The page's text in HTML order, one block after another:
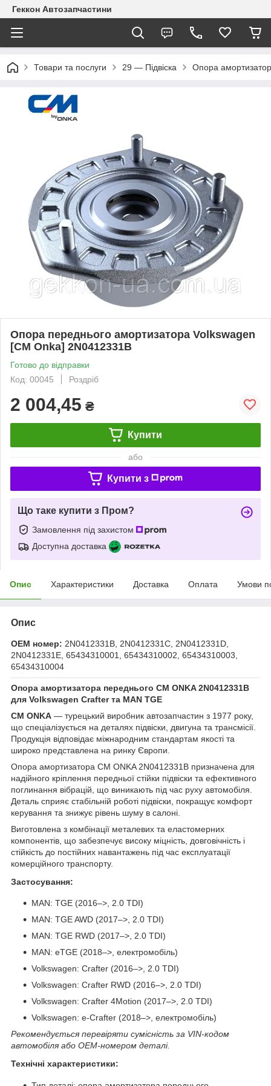
Геккон Автозапчастини
Товари та послуги 29 — Підвіска Опора
Опора переднього амортизатора Volkswagen
[СМ Onka] 2N0412331B
Готово до відправки
Код: 00045
Роздріб
2 004,45 ₴
Купити
або
Купити з
Що таке купити з Пром?
Замовлення під захистом
Доступна доставка
Опис Характеристики Доставка Оплата Умови
Опис
OEM номер: 2N0412331B, 2N0412331C, 2N0412331D,
2N0412331E, 65434310001, 65434310002, 65434310003,
65434310004
Опора амортизатора переднього CM ONKA 2N0412331B
для Volkswagen Crafter та MAN TGE
CM ONKA — турецький виробник автозапчастин з 1977 року,
що спеціалізується на деталях підвіски, двигуна та трансмісії.
Продукція відповідає міжнародним стандартам якості та
широко представлена на ринку Європи.
Опора амортизатора CM ONKA 2N0412331B призначена для
надійного кріплення передньої стійки підвіски та ефективного
поглинання вібрацій, що виникають під час руху автомобіля.
Деталь сприяє стабільній роботі підвіски, покращує комфорт
керування та знижує рівень шуму в салоні.
Виготовлена з комбінації металевих та еластомерних
компонентів, що забезпечує високу міцність, довговічність і
стійкість до постійних навантажень під час експлуатації
комерційного транспорту.
Застосування:
MAN: TGE (2016–>, 2.0 TDI)
MAN: TGE AWD (2017–>, 2.0 TDI)
MAN: TGE RWD (2017–>, 2.0 TDI)
MAN: eTGE (2018–>, електромобіль)
Volkswagen: Crafter (2016–>, 2.0 TDI)
Volkswagen: Crafter RWD (2016–>, 2.0 TDI)
Volkswagen: Crafter 4Motion (2017–>, 2.0 TDI)
Volkswagen: e-Crafter (2018–>, електромобіль)
Рекомендується перевіряти сумісність за VIN-кодом
автомобіля або OEM-номером деталі.
Технічні характеристики: